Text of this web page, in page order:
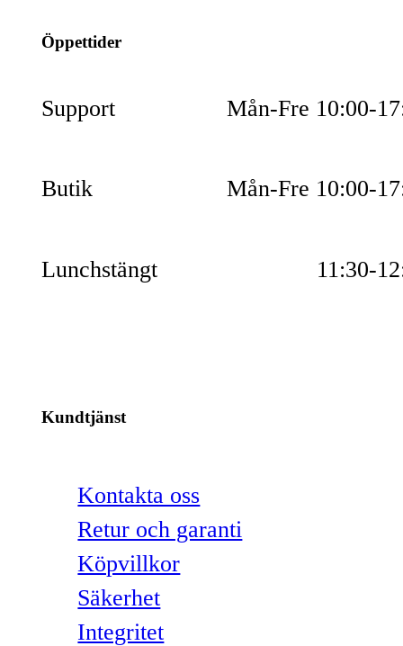
Öppettider
Support Mån-Fre 10:00-
Butik Mån-Fre 10:00-
Lunchstängt 11:30-
Kundtjänst
Kontakta oss
Retur och garanti
Köpvillkor
Säkerhet
Integritet